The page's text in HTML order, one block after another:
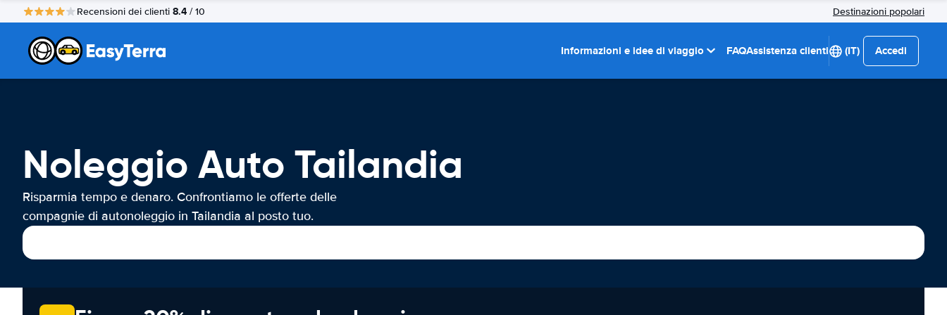
Recensioni dei clienti 8.4 / 10 Destinazioni popolari
Informazioni e idee di viaggio FAQAssistenza clienti (IT) Accedi
Noleggio Auto Tailandia
Risparmia tempo e denaro. Confrontiamo le offerte delle
compagnie di autonoleggio in Tailandia al posto tuo.